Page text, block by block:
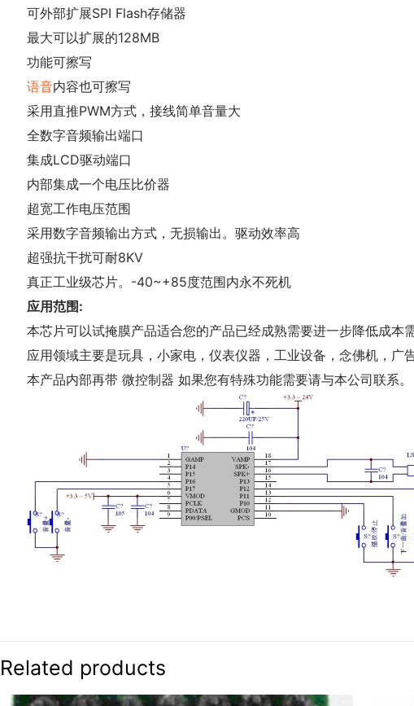
可外部扩展SPI Flash存储器
最大可以扩展的128MB
功能可擦写
语音内容也可擦写
采用直推PWM方式，接线简单音量大
全数字音频输出端口
集成LCD驱动端口
内部集成一个电压比价器
超宽工作电压范围
采用数字音频输出方式，无损输出。驱动效率高
超强抗干扰可耐8KV
真正工业级芯片。-40~+85度范围内永不死机
应用范围:
本芯片可以试掩膜产品适合您的产品已经成熟需要进一步降低成本
应用领域主要是玩具，小家电，仪表仪器，工业设备，念佛机，广
本产品内部再带 微控制器 如果您有特殊功能需要请与本公司联系
Related products